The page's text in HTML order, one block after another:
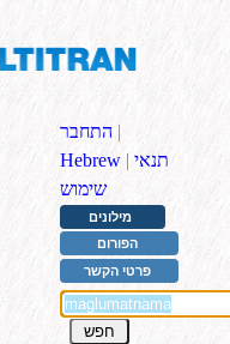
התחבר |
Hebrew | תנאי
שימוש
מילונים
הפורום
פרטי הקשר